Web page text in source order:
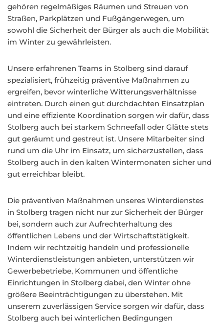
gehören regelmäßiges Räumen und Streuen von
Straßen, Parkplätzen und Fußgängerwegen, um
sowohl die Sicherheit der Bürger als auch die Mobilität
im Winter zu gewährleisten.
Unsere erfahrenen Teams in Stolberg sind darauf
spezialisiert, frühzeitig präventive Maßnahmen zu
ergreifen, bevor winterliche Witterungsverhältnisse
eintreten. Durch einen gut durchdachten Einsatzplan
und eine effiziente Koordination sorgen wir dafür, dass
Stolberg auch bei starkem Schneefall oder Glätte stets
gut geräumt und gestreut ist. Unsere Mitarbeiter sind
rund um die Uhr im Einsatz, um sicherzustellen, dass
Stolberg auch in den kalten Wintermonaten sicher und
gut erreichbar bleibt.
Die präventiven Maßnahmen unseres Winterdienstes
in Stolberg tragen nicht nur zur Sicherheit der Bürger
bei, sondern auch zur Aufrechterhaltung des
öffentlichen Lebens und der Wirtschaftstätigkeit.
Indem wir rechtzeitig handeln und professionelle
Winterdienstleistungen anbieten, unterstützen wir
Gewerbebetriebe, Kommunen und öffentliche
Einrichtungen in Stolberg dabei, den Winter ohne
größere Beeinträchtigungen zu überstehen. Mit
unserem zuverlässigen Service sorgen wir dafür, dass
Stolberg auch bei winterlichen Bedingungen